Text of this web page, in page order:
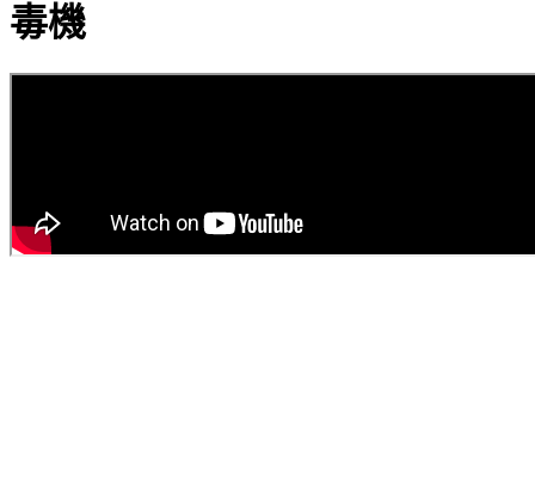
毒機